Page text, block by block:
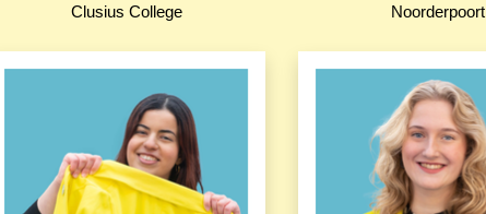
Clusius College Noorderpoort